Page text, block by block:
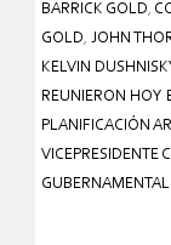
BARRICK GOLD,
GOLD, JOHN
KELVIN
REUNIERON HOY
PLANIFICACIÓN
VICEPRESIDENTE